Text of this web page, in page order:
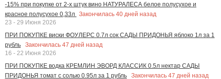
-15% при покупке от 2-х штук вино НАТУРАЛЕСА белое полусухое и
красное полусухое 0,33л Закончилась 40 дней назад
23 - 29 Июня 2026
ПРИ ПОКУПКЕ виски ФОУЛЕРС 0.7л сок САДЫ ПРИДОНЬЯ яблоко 1л за 1
рубль
Закончилась 47 дней назад
16 - 22 Июня 2026
ПРИ ПОКУПКЕ водка КРЕМЛИН ЭВОРД КЛАССИК 0.5л нектар САДЫ
ПРИДОНЬЯ томат с солью 0.95л за 1 рубль
Закончилась 47 дней назад